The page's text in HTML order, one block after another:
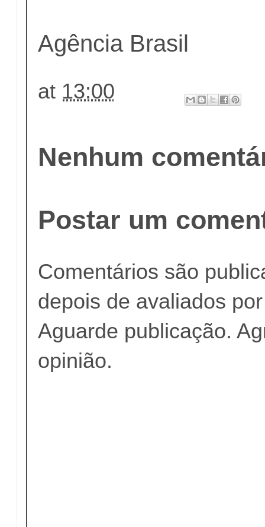
Agência Brasil
at 13:00
Nenhum
Postar um
Comentários são
depois de avaliados
Aguarde publicação.
opinião.